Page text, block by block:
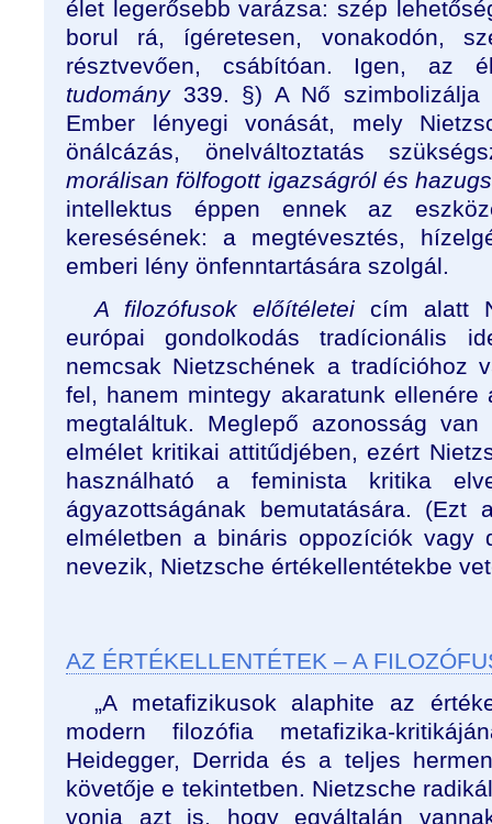
élet legerősebb varázsa: szép
borul rá, ígéretesen, vonakodón,
résztvevően, csábítóan. Igen, az
tudomány339. §) A Nő szimbolizálja
Ember lényegi vonását, mely
önálcázás, önelváltoztatás
morálisan fölfogott igazságról és
intellektus éppen ennek az
keresésének: a megtévesztés,
emberi lény önfenntartására szolgál.
A filozófusok előítéletei cím alatt
európai gondolkodás tradícionális
nemcsak Nietzschének a tradícióhoz
fel, hanem mintegy akaratunk
megtaláltuk. Meglepő azonosság
elmélet kritikai attitűdjében, ezért
használható a feminista kritika
ágyazottságának bemutatására.
elméletben a bináris oppozíciók vagy
nevezik, Nietzsche értékellentétekbe
AZ ÉRTÉKELLENTÉTEK – A
„A metafizikusok alaphite az
modern filozófia metafizika-
Heidegger, Derrida és a teljes
követője e tekintetben. Nietzsche
vonja azt is, hogy egyáltalán